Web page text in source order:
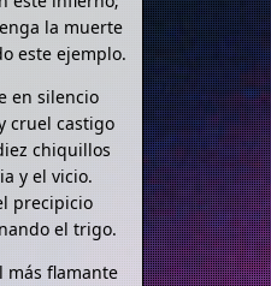
la muerte
este ejemplo.
en silencio
cruel castigo
chiquillos
y el vicio.
precipicio
el trigo.
más flamante